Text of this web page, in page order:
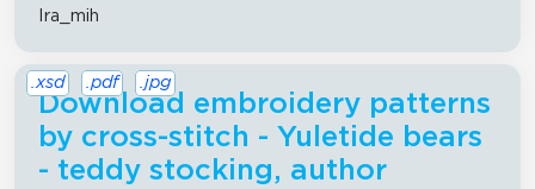
Ira_mih
Download embroidery patterns
by cross-stitch - Yuletide bears
- teddy stocking, author
.xsd .pdf .jpg